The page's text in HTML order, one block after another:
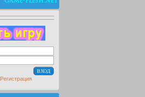
Регистрация